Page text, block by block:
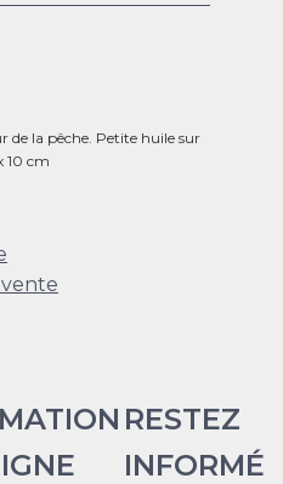
de la pêche. Petite huile sur
10 cm
RESTEZ
INFORMÉ